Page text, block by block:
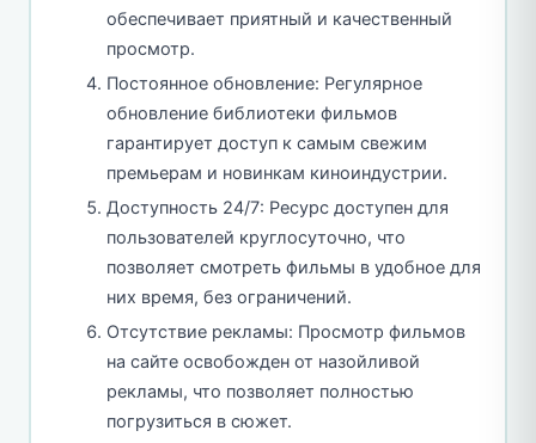
обеспечивает приятный и качественный
просмотр.
Постоянное обновление: Регулярное
обновление библиотеки фильмов
гарантирует доступ к самым свежим
премьерам и новинкам киноиндустрии.
Доступность 24/7: Ресурс доступен для
пользователей круглосуточно, что
позволяет смотреть фильмы в удобное для
них время, без ограничений.
Отсутствие рекламы: Просмотр фильмов
на сайте освобожден от назойливой
рекламы, что позволяет полностью
погрузиться в сюжет.